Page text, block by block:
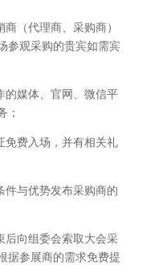
（代理商、采购商）
参观采购的贵宾如需宾
的媒体、官网、微信平
；
免费入场，并有相关礼
件与优势发布采购商的
后向组委会索取大会采
据参展商的需求免费提